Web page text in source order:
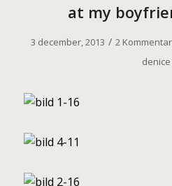
at my
3 december, 2013 / 2
denice